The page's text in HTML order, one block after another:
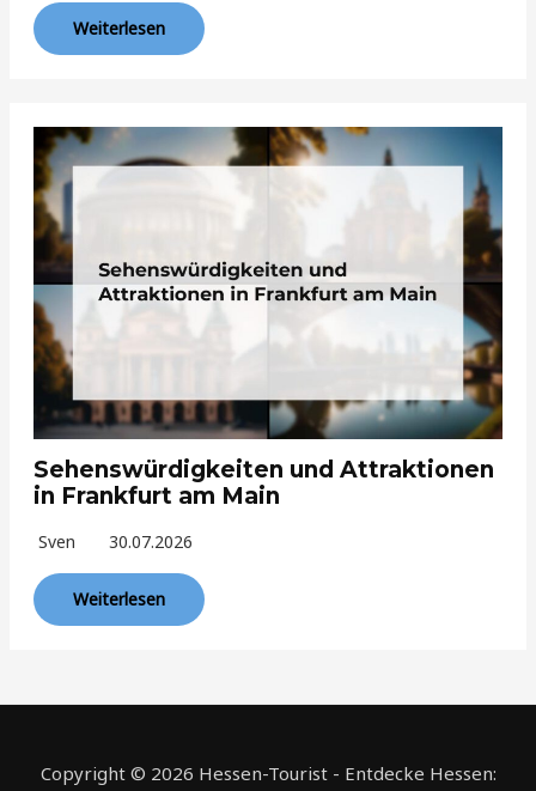
Weiterlesen
Sehenswürdigkeiten und Attraktionen
in Frankfurt am Main
Sven 30.07.2026
Weiterlesen
Copyright © 2026 Hessen-Tourist - Entdecke Hessen: